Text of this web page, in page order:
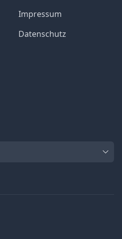
Impressum
Datenschutz